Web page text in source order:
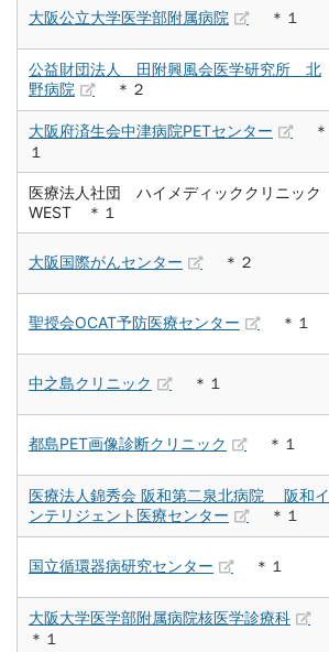
大阪公立大学医学部附属病院 ＊１
公益財団法人 田附興風会医学研究所 北
野病院
＊２
大阪府済生会中津病院PETセンター
＊
１
医療法人社団 ハイメディッククリニック
WEST ＊１
大阪国際がんセンター ＊２
聖授会OCAT予防医療センター ＊１
中之島クリニック ＊１
都島PET画像診断クリニック ＊１
医療法人錦秀会 阪和第二泉北病院 阪和イ
ンテリジェント医療センター
＊１
国立循環器病研究センター ＊１
大阪大学医学部附属病院核医学診療科
＊１